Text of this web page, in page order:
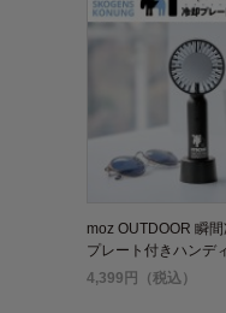
moz OUTDOOR 瞬
プレート付きハンデ
K ブラック
4,399円（税込）